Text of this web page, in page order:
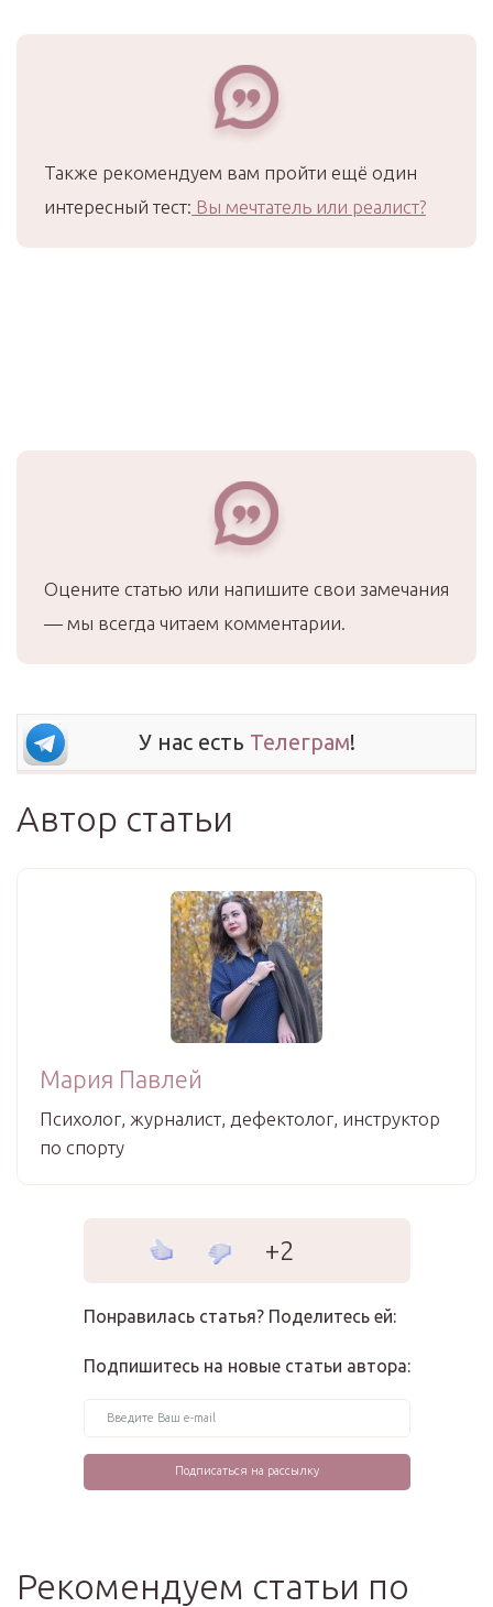
Также рекомендуем вам пройти ещё один
интересный тест: Вы мечтатель или реалист?
Оцените статью или напишите свои замечания
— мы всегда читаем комментарии.
У нас есть Телеграм!
Автор статьи
Мария Павлей
Психолог, журналист, дефектолог, инструктор
по спорту
+2
Понравилась статья? Поделитесь ей:
Подпишитесь на новые статьи автора:
Рекомендуем статьи по